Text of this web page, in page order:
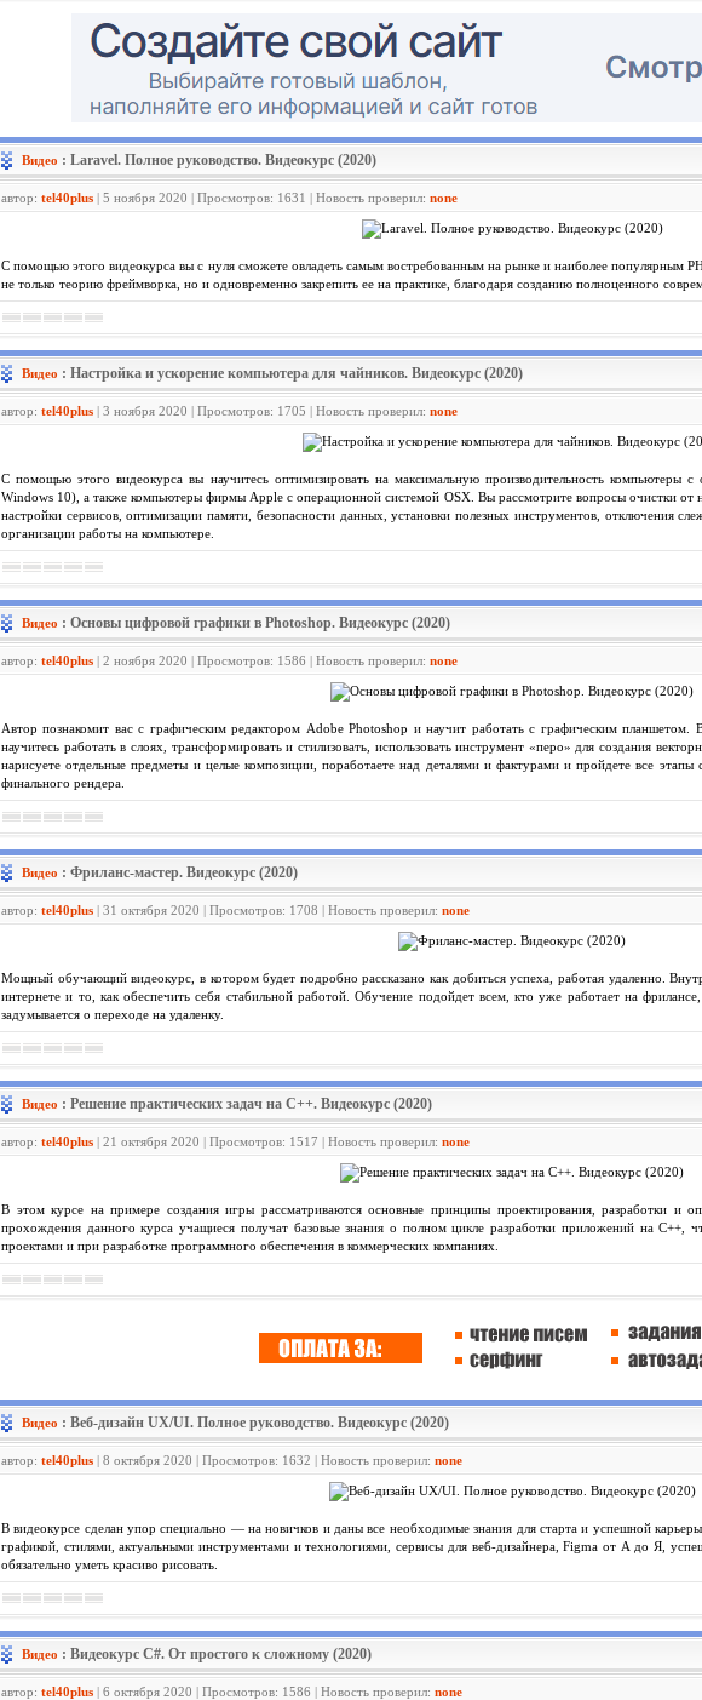
Видео : Laravel. Полное руководство. Видеокурс (2020)
автор: tel40plus | 5 ноября 2020 | Просмотров: 1631 | Новость проверил: none
С помощью этого видеокурса вы с нуля сможете овладеть самым востребованным на рынке и наиболее популярным
не только теорию фреймворка, но и одновременно закрепить ее на практике, благодаря созданию полноценного
Видео : Настройка и ускорение компьютера для чайников. Видеокурс (2020)
автор: tel40plus | 3 ноября 2020 | Просмотров: 1705 | Новость проверил: none
С помощью этого видеокурса вы научитесь оптимизировать на максимальную производительность компьютеры
Windows 10), а также компьютеры фирмы Apple с операционной системой OSX. Вы рассмотрите вопросы очистки от
настройки сервисов, оптимизации памяти, безопасности данных, установки полезных инструментов, отключения
организации работы на компьютере.
Видео : Основы цифровой графики в Photoshop. Видеокурс (2020)
автор: tel40plus | 2 ноября 2020 | Просмотров: 1586 | Новость проверил: none
Автор познакомит вас с графическим редактором Adobe Photoshop и научит работать с графическим планшетом.
научитесь работать в слоях, трансформировать и стилизовать, использовать инструмент «перо» для создания
нарисуете отдельные предметы и целые композиции, поработаете над деталями и фактурами и пройдете все этапы
финального рендера.
Видео : Фриланс-мастер. Видеокурс (2020)
автор: tel40plus | 31 октября 2020 | Просмотров: 1708 | Новость проверил: none
Мощный обучающий видеокурс, в котором будет подробно рассказано как добиться успеха, работая удаленно.
интернете и то, как обеспечить себя стабильной работой. Обучение подойдет всем, кто уже работает на
задумывается о переходе на удаленку.
Видео : Решение практических задач на C++. Видеокурс (2020)
автор: tel40plus | 21 октября 2020 | Просмотров: 1517 | Новость проверил: none
В этом курсе на примере создания игры рассматриваются основные принципы проектирования, разработки и
прохождения данного курса учащиеся получат базовые знания о полном цикле разработки приложений на С++,
проектами и при разработке программного обеспечения в коммерческих компаниях.
Видео : Веб-дизайн UX/UI. Полное руководство. Видеокурс (2020)
автор: tel40plus | 8 октября 2020 | Просмотров: 1632 | Новость проверил: none
В видеокурсе сделан упор специально — на новичков и даны все необходимые знания для старта и успешной
графикой, стилями, актуальными инструментами и технологиями, сервисы для веб-дизайнера, Figma от А до Я,
обязательно уметь красиво рисовать.
Видео : Видеокурс C#. От простого к сложному (2020)
автор: tel40plus | 6 октября 2020 | Просмотров: 1586 | Новость проверил: none